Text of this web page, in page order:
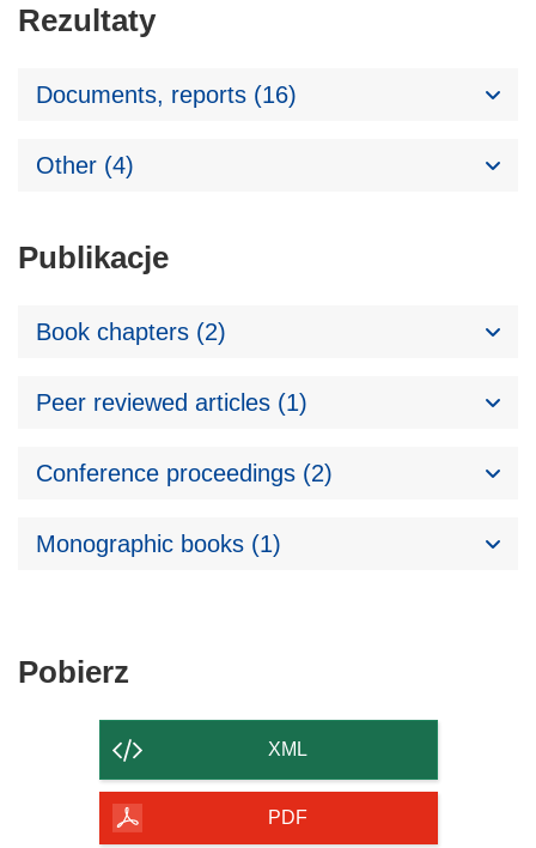
Rezultaty
Documents, reports (16)
Other (4)
Publikacje
Book chapters (2)
Peer reviewed articles (1)
Conference proceedings (2)
Monographic books (1)
Pobierz
strony
XML
PDF